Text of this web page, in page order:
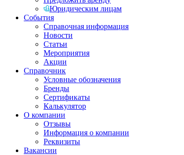
Юридическим лицам
События
Справочная информация
Новости
Статьи
Мероприятия
Акции
Справочник
Условные обозначения
Бренды
Сертификаты
Калькулятор
О компании
Отзывы
Информация о компании
Реквизиты
Вакансии